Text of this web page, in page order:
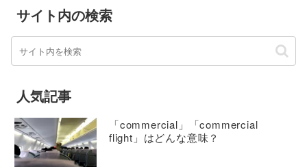
サイト内の検索
人気記事
「commercial」「commercial
flight」はどんな意味？